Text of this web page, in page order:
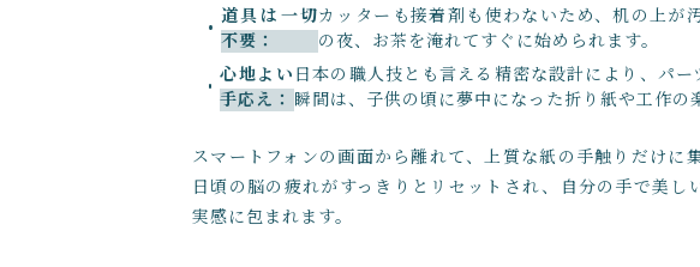
道具は一切
不要：
カッターも接着剤も使わないため、机の上が
の夜、お茶を淹れてすぐに始められます。
心地よい
手応え：
日本の職人技とも言える精密な設計により、パ
瞬間は、子供の頃に夢中になった折り紙や工作の
スマートフォンの画面から離れて、上質な紙の手触りだけに
日頃の脳の疲れがすっきりとリセットされ、自分の手で美し
実感に包まれます。